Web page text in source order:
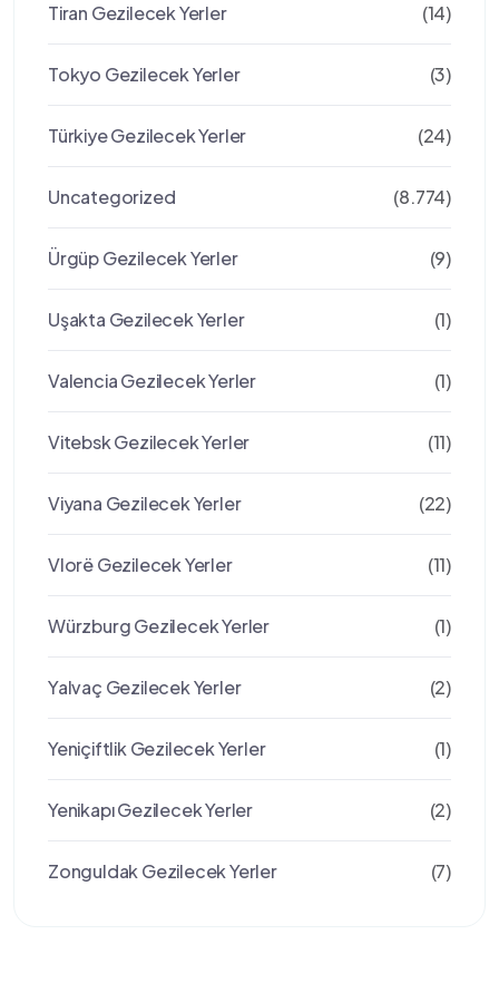
Tiran Gezilecek Yerler (14)
Tokyo Gezilecek Yerler (3)
Türkiye Gezilecek Yerler (24)
Uncategorized (8.774)
Ürgüp Gezilecek Yerler (9)
Uşakta Gezilecek Yerler (1)
Valencia Gezilecek Yerler (1)
Vitebsk Gezilecek Yerler (11)
Viyana Gezilecek Yerler (22)
Vlorë Gezilecek Yerler (11)
Würzburg Gezilecek Yerler (1)
Yalvaç Gezilecek Yerler (2)
Yeniçiftlik Gezilecek Yerler (1)
Yenikapı Gezilecek Yerler (2)
Zonguldak Gezilecek Yerler (7)